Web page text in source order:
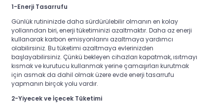
1-Enerji Tasarrufu
Günlük rutininizde daha sürdürülebilir olmanın en kolay
yollarından biri, enerji tüketiminizi azaltmaktır. Daha az enerji
kullanarak karbon emisyonlarını azaltmaya yardımcı
olabilirsiniz. Bu tüketimi azaltmaya evlerinizden
başlayabilirsiniz. Çünkü bekleyen cihazları kapatmak, ısıtmayı
kısmak ve kurutucu kullanmak yerine çamaşırları kurutmak
için asmak da dahil olmak üzere evde enerji tasarrufu
yapmanın birçok yolu vardır.
2-Yiyecek ve İçecek Tüketimi